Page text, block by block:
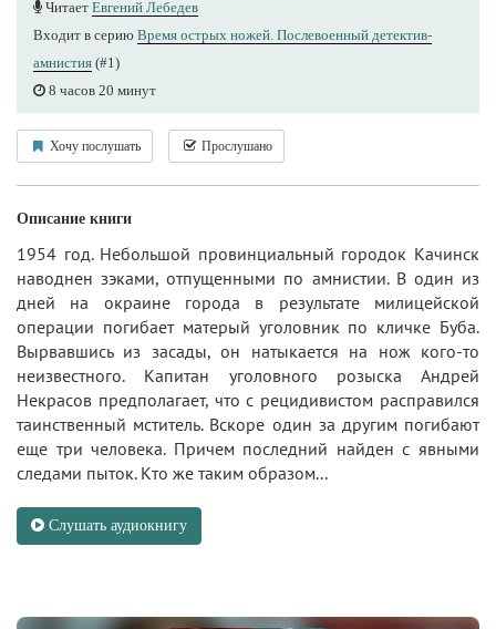
Читает Евгений Лебедев
Входит в серию Время острых ножей. Послевоенный детектив-
амнистия (#1)
8 часов 20 минут
Хочу послушать Прослушано
Описание книги
1954 год. Небольшой провинциальный городок Качинск
наводнен зэками, отпущенными по амнистии. В один из
дней на окраине города в результате милицейской
операции погибает матерый уголовник по кличке Буба.
Вырвавшись из засады, он натыкается на нож кого-то
неизвестного. Капитан уголовного розыска Андрей
Некрасов предполагает, что с рецидивистом расправился
таинственный мститель. Вскоре один за другим погибают
еще три человека. Причем последний найден с явными
следами пыток. Кто же таким образом...
Слушать аудиокнигу